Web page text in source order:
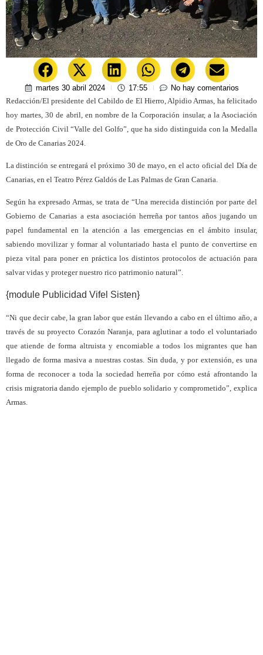
martes 30 abril 2024 17:55
No hay comentarios
Redacción/El presidente del Cabildo de El Hierro, Alpidio Armas, ha felicitado
hoy martes, 30 de abril, en nombre de la Corporación insular, a la Asociación
de Protección Civil “Valle del Golfo”, que ha sido distinguida con la Medalla
de Oro de Canarias 2024.
La distinción se entregará el próximo 30 de mayo, en el acto oficial del Día de
Canarias, en el Teatro Pérez Galdós de Las Palmas de Gran Canaria.
Según ha expresado Armas, se trata de “Una merecida distinción por parte del
Gobierno de Canarias a esta asociación herreña por tantos años jugando un
papel fundamental en la atención a las emergencias en el ámbito insular,
sabiendo movilizar y formar al voluntariado hasta el punto de convertirse en
pieza vital para poner en práctica los distintos protocolos de actuación para
salvar vidas y proteger nuestro rico patrimonio natural”.
{module Publicidad Vifel Sisten}
“Ni que decir cabe, la gran labor que están llevando a cabo en el último año, a
través de su proyecto Corazón Naranja, para aglutinar a todo el voluntariado
que atiende de forma altruista y encomiable a todos los migrantes que han
llegado de forma masiva a nuestras costas. Sin duda, y por extensión, es una
forma de reconocer a toda la sociedad herreña por cómo está afrontando la
crisis migratoria dando ejemplo de pueblo solidario y comprometido”, explica
Armas.